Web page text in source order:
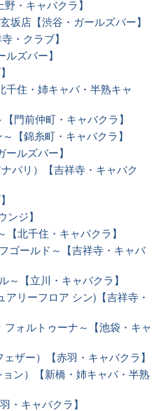
・キャバクラ】
坂店【渋谷・ガールズバー】
・クラブ】
ルズバー】
千住・姉キャバ・半熟キャ
門前仲町・キャバクラ】
【錦糸町・キャバクラ】
ールズバー】
パリ）【吉祥寺・キャバク
ンジ】
【北千住・キャバクラ】
ゴールド～【吉祥寺・キャバ
～【立川・キャバクラ】
リーフロア シン)【吉祥寺・
フォルトゥーナ～【池袋・キャ
ェザー）【赤羽・キャバクラ】
ン）【新橋・姉キャバ・半熟
・キャバクラ】